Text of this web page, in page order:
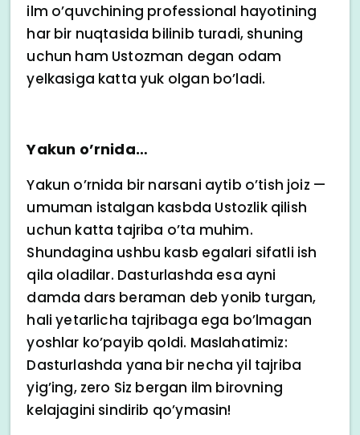
ilm o’quvchining professional hayotining
har bir nuqtasida bilinib turadi, shuning
uchun ham Ustozman degan odam
yelkasiga katta yuk olgan bo’ladi.
Yakun o’rnida…
Yakun o’rnida bir narsani aytib o’tish joiz —
umuman istalgan kasbda Ustozlik qilish
uchun katta tajriba o’ta muhim.
Shundagina ushbu kasb egalari sifatli ish
qila oladilar. Dasturlashda esa ayni
damda dars beraman deb yonib turgan,
hali yetarlicha tajribaga ega bo’lmagan
yoshlar ko’payib qoldi. Maslahatimiz:
Dasturlashda yana bir necha yil tajriba
yig’ing, zero Siz bergan ilm birovning
kelajagini sindirib qo’ymasin!